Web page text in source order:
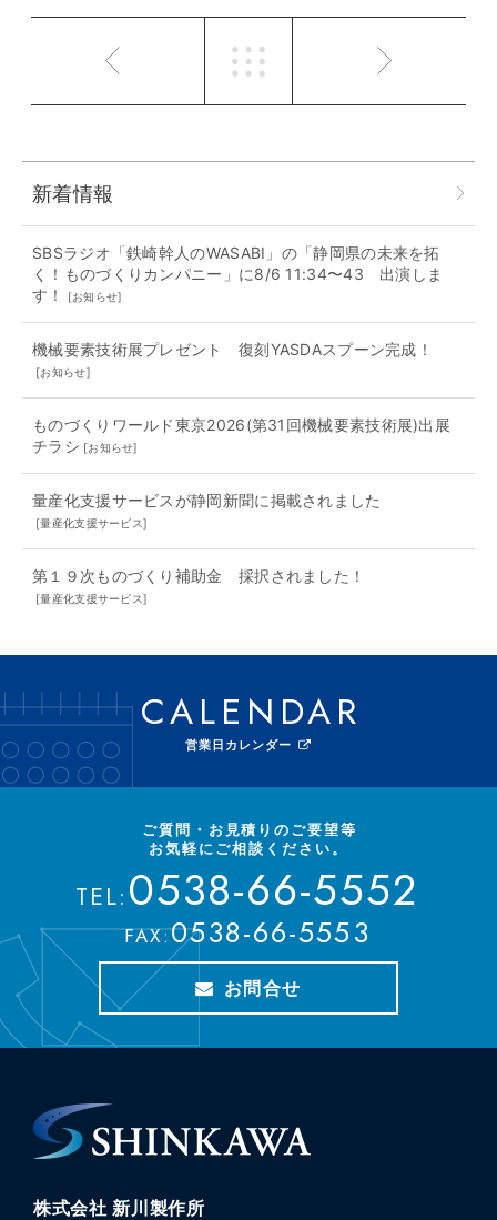
新着情報
SBSラジオ「鉄崎幹人のWASABI」の「静岡県の未来を拓
く！ものづくりカンパニー」に8/6 11:34〜43 出演しま
す！
[お知らせ]
機械要素技術展プレゼント 復刻YASDAスプーン完成！
[お知らせ]
ものづくりワールド東京2026(第31回機械要素技術展)出展
チラシ [お知らせ]
量産化支援サービスが静岡新聞に掲載されました
[量産化支援サービス]
第１９次ものづくり補助金 採択されました！
[量産化支援サービス]
CALENDAR
営業日カレンダー
ご質問・お見積りのご要望等
お気軽にご相談ください。
TEL: 0538-66-5552
FAX:0538-66-5553
お問合せ
株式会社 新川製作所